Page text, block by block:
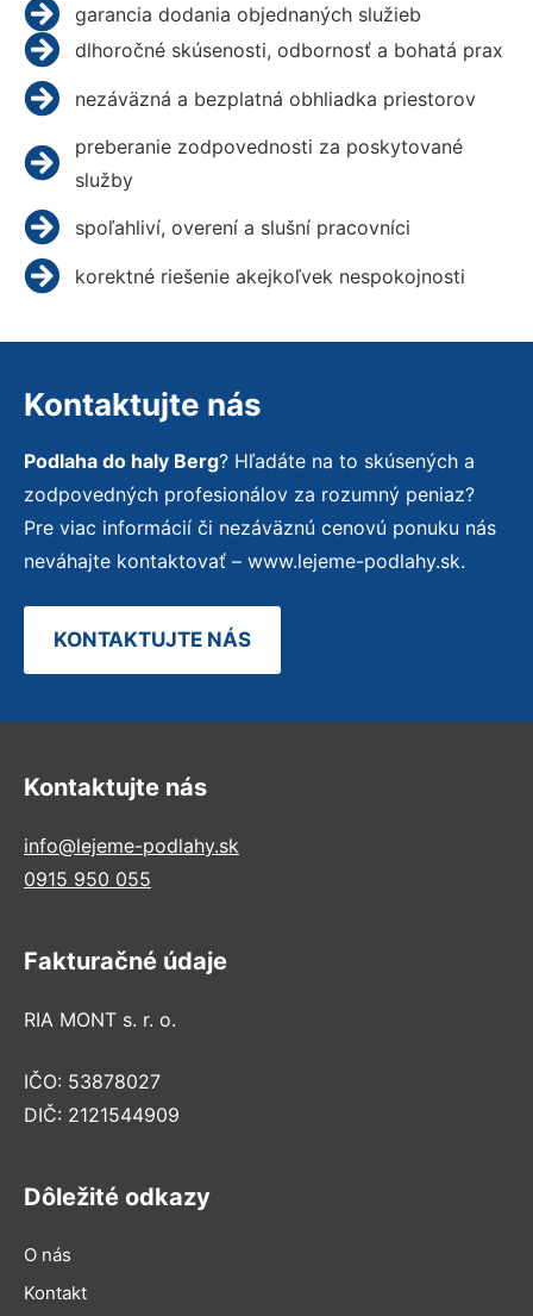
garancia dodania objednaných služieb
dlhoročné skúsenosti, odbornosť a bohatá prax
nezáväzná a bezplatná obhliadka priestorov
preberanie zodpovednosti za poskytované
služby
spoľahliví, overení a slušní pracovníci
korektné riešenie akejkoľvek nespokojnosti
Kontaktujte nás
Podlaha do haly Berg? Hľadáte na to skúsených a
zodpovedných profesionálov za rozumný peniaz?
Pre viac informácií či nezáväznú cenovú ponuku nás
neváhajte kontaktovať – www.lejeme-podlahy.sk.
KONTAKTUJTE NÁS
Kontaktujte nás
info@lejeme-podlahy.sk
0915 950 055
Fakturačné údaje
RIA MONT s. r. o.
IČO: 53878027
DIČ: 2121544909
Dôležité odkazy
O nás
Kontakt